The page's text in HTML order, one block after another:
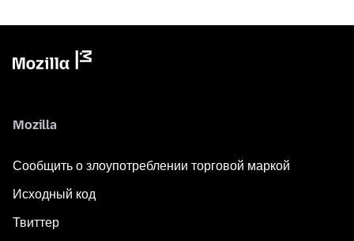
Mozilla
Сообщить о злоупотреблении торговой маркой
Исходный код
Твиттер